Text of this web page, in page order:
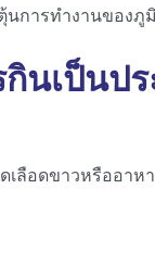
นการทำงานของภู
นเป็นปร
ลือดขาวหรืออ